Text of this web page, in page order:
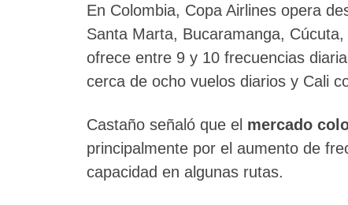
En Colombia, Copa Airlines opera
Santa Marta, Bucaramanga,
ofrece entre 9 y 10 frecuencias
cerca de ocho vuelos diarios y Cali
Castaño señaló que el mercado
principalmente por el aumento de
capacidad en algunas rutas.